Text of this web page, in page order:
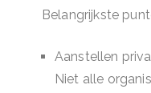
Belangrijkste
Aanstellen
Niet alle